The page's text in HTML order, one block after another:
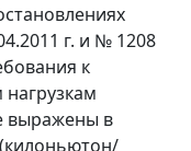
г. и № 1208
к
выражены в